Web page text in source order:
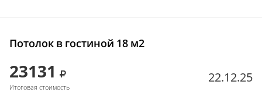
Потолок в гостиной 18 м2
23131
Итоговая стоимость
22.12.25